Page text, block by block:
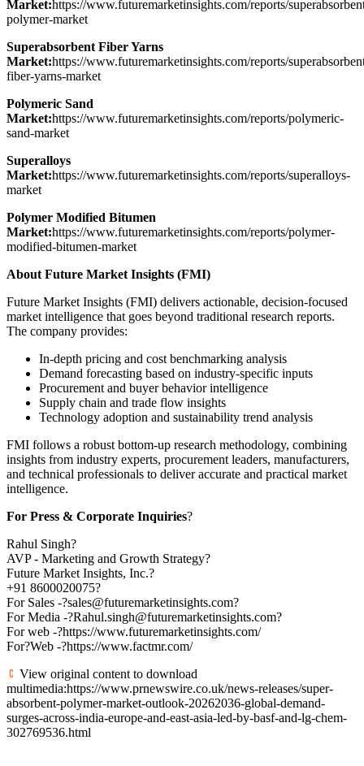
Market:https://www.futuremarketinsights.com/reports/
polymer-market
Superabsorbent Fiber Yarns
Market:https://www.futuremarketinsights.com/reports/
fiber-yarns-market
Polymeric Sand
Market:https://www.futuremarketinsights.com/reports/polymeric-
sand-market
Superalloys
Market:https://www.futuremarketinsights.com/reports/superalloys-
market
Polymer Modified Bitumen
Market:https://www.futuremarketinsights.com/reports/polymer-
modified-bitumen-market
About Future Market Insights (FMI)
Future Market Insights (FMI) delivers actionable, decision-focused
market intelligence that goes beyond traditional research reports.
The company provides:
In-depth pricing and cost benchmarking analysis
Demand forecasting based on industry-specific inputs
Procurement and buyer behavior intelligence
Supply chain and trade flow insights
Technology adoption and sustainability trend analysis
FMI follows a robust bottom-up research methodology, combining
insights from industry experts, procurement leaders, manufacturers,
and technical professionals to deliver accurate and practical market
intelligence.
For Press & Corporate Inquiries?
Rahul Singh?
AVP - Marketing and Growth Strategy?
Future Market Insights, Inc.?
+91 8600020075?
For Sales -?sales@futuremarketinsights.com?
For Media -?Rahul.singh@futuremarketinsights.com?
For web -?https://www.futuremarketinsights.com/
For?Web -?https://www.factmr.com/
View original content to download
multimedia:https://www.prnewswire.co.uk/news-releases/super-
absorbent-polymer-market-outlook-20262036-global-demand-
surges-across-india-europe-and-east-asia-led-by-basf-and-lg-chem-
302769536.html